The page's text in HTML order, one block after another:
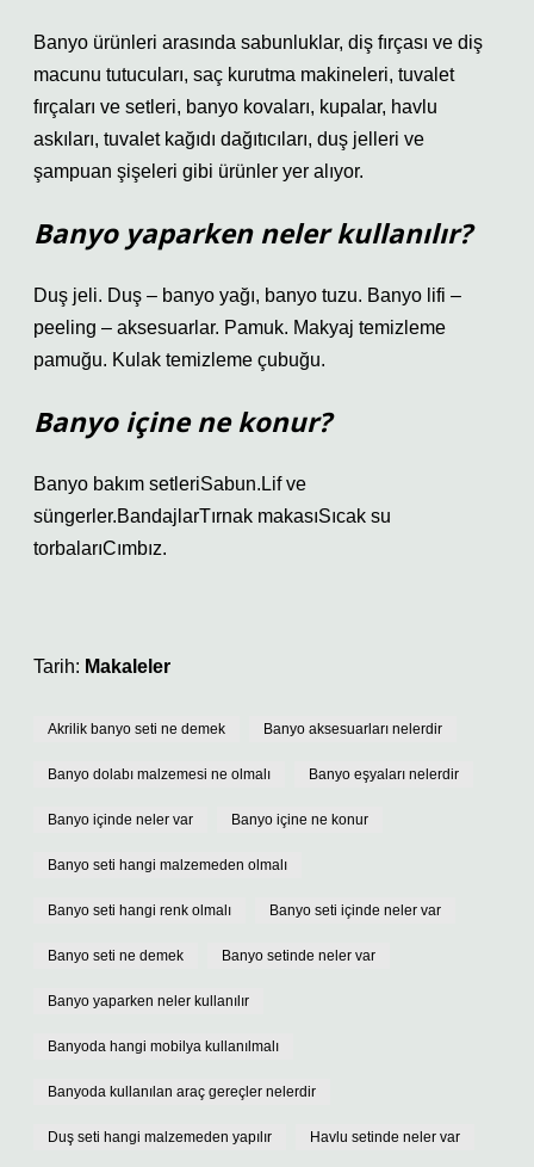
Banyo ürünleri arasında sabunluklar, diş fırçası ve diş
macunu tutucuları, saç kurutma makineleri, tuvalet
fırçaları ve setleri, banyo kovaları, kupalar, havlu
askıları, tuvalet kağıdı dağıtıcıları, duş jelleri ve
şampuan şişeleri gibi ürünler yer alıyor.
Banyo yaparken neler kullanılır?
Duş jeli. Duş – banyo yağı, banyo tuzu. Banyo lifi –
peeling – aksesuarlar. Pamuk. Makyaj temizleme
pamuğu. Kulak temizleme çubuğu.
Banyo içine ne konur?
Banyo bakım setleriSabun.Lif ve
süngerler.BandajlarTırnak makasıSıcak su
torbalarıCımbız.
Tarih: Makaleler
Akrilik banyo seti ne demek Banyo aksesuarları nelerdir
Banyo dolabı malzemesi ne olmalı Banyo eşyaları nelerdir
Banyo içinde neler var Banyo içine ne konur
Banyo seti hangi malzemeden olmalı
Banyo seti hangi renk olmalı Banyo seti içinde neler var
Banyo seti ne demek Banyo setinde neler var
Banyo yaparken neler kullanılır
Banyoda hangi mobilya kullanılmalı
Banyoda kullanılan araç gereçler nelerdir
Duş seti hangi malzemeden yapılır Havlu setinde neler var